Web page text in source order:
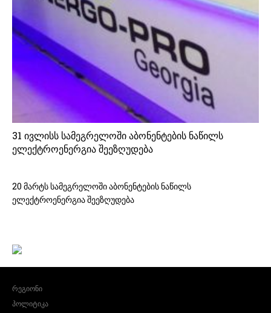
31 ივლისს სამეგრელოში აბონენტების ნაწილს
ელექტროენერგია შეეზღუდება
20 მარტს სამეგრელოში აბონენტების ნაწილს
ელექტროენერგია შეეზღუდება
რეგიონი
პოლიტიკა